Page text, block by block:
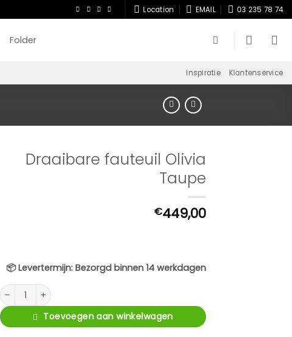
Location EMAIL 03 235 78 74
Folder
Inspiratie Klantenservice
Draaibare fauteuil Olivia
Taupe
€449,00
📦Levertermijn: Bezorgd binnen 14 werkdagen
Draaibare fauteuil Olivia Taupe aantal
Toevoegen aan winkelwagen